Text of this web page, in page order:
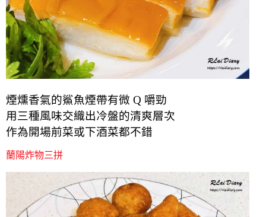
煙燻香氣的鯊魚煙帶有微 Q 嚼勁
用三種風味交織出冷盤的清爽層次
作為開場前菜或下酒菜都不錯
蘭陽炸物三拼